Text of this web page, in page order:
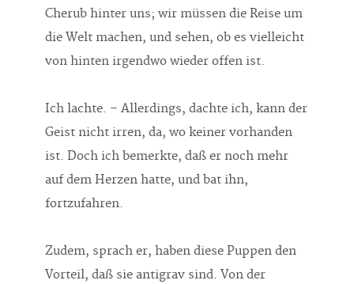
Cherub hinter uns; wir müssen die Reise um
die Welt machen, und sehen, ob es vielleicht
von hinten irgendwo wieder offen ist.
Ich lachte. – Allerdings, dachte ich, kann der
Geist nicht irren, da, wo keiner vorhanden
ist. Doch ich bemerkte, daß er noch mehr
auf dem Herzen hatte, und bat ihn,
fortzufahren.
Zudem, sprach er, haben diese Puppen den
Vorteil, daß sie antigrav sind. Von der